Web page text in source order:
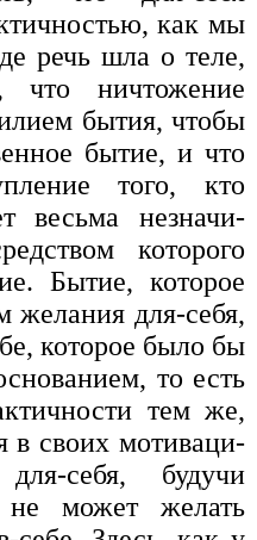
как мы
речь шла о теле,
что ничтожение
бытия, чтобы
бытие, и что
того, кто
весьма незначи­
которого
Бытие, которое
желания для-себя,
которое было бы
то есть
тем же,
в своих мотиваци­
себя, будучи
не может желать